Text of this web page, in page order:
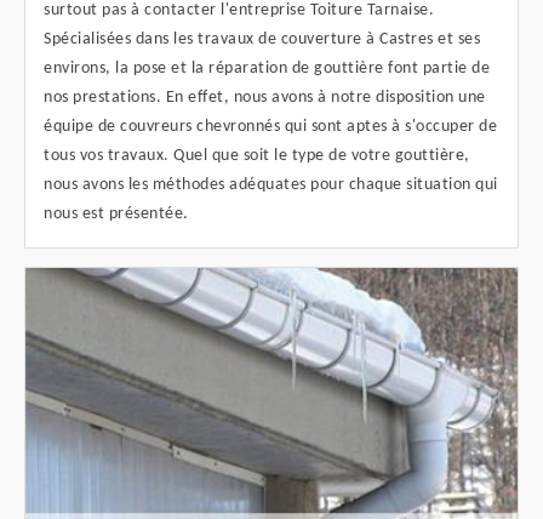
surtout pas à contacter l'entreprise Toiture Tarnaise.
Spécialisées dans les travaux de couverture à Castres et ses
environs, la pose et la réparation de gouttière font partie de
nos prestations. En effet, nous avons à notre disposition une
équipe de couvreurs chevronnés qui sont aptes à s'occuper de
tous vos travaux. Quel que soit le type de votre gouttière,
nous avons les méthodes adéquates pour chaque situation qui
nous est présentée.